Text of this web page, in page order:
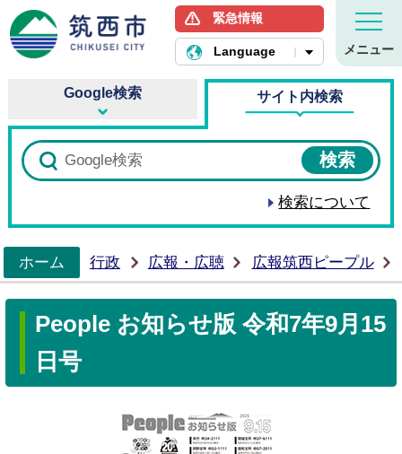
筑西市ホームページ
緊急情報
Language メニュー
Google検索 サイト内検索
検索について
ホーム
行政 広報・広聴 広報筑西ピープル
People お知らせ版 令和7年9月15
日号